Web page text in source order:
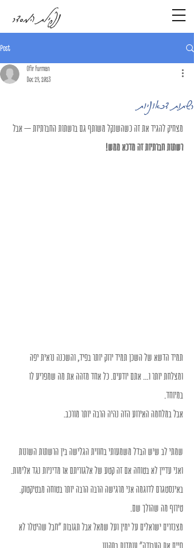
נפילת המסדר
Post
רשתות דכאוניות
Ofir Furman
Dec 29, 2023
מצחיק להגיד את זה כשהשנקל משותף גם ברשתות החברתיות – אבל
רשתות חברתיות זה מדכא ממש!
תמיד הדשא של השכן תמיד ירוק יותר בפיד, והשכנה נראית יפה
ומצלחת יותר ו... אתם יודעים. כל אחד מזהה את מה שמפריע לו
במיוחד.
אבל במלחמה האירוע הזה נהיה הרבה יותר מורכב.
שמתי לב שיש הבדל משמעותי בחווית הגלישה בין הרשתות השונות
ואני עדיין לא בטוחה אם זה קטע של אלגוריתם או מדיניות נגד אלימות.
באינסטגרם לדוגמה אני מרגישה הרבה הרבה יותר בטוחה מבטיקטוק.
טירוף מה שהולך שם.
מצנזרים ישראלים על ימין ועל שמאל אבל תגובות "חבל שהיטלר לא